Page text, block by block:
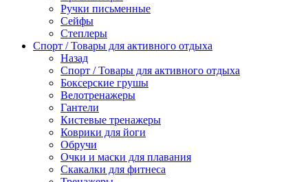
Ручки письменные
Сейфы
Степлеры
Спорт / Товары для активного отдыха
Назад
Спорт / Товары для активного отдыха
Боксерские грушы
Велотренажеры
Гантели
Кистевые тренажеры
Коврики для йоги
Обручи
Очки и маски для плавания
Скакалки для фитнеса